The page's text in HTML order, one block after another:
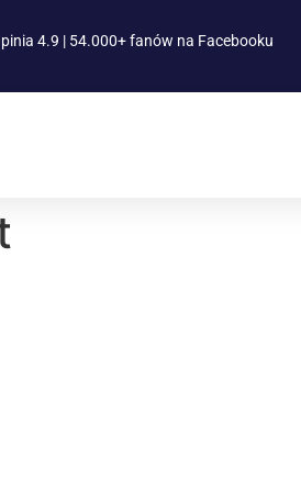
4.9 | 54.000+ fanów na Facebooku